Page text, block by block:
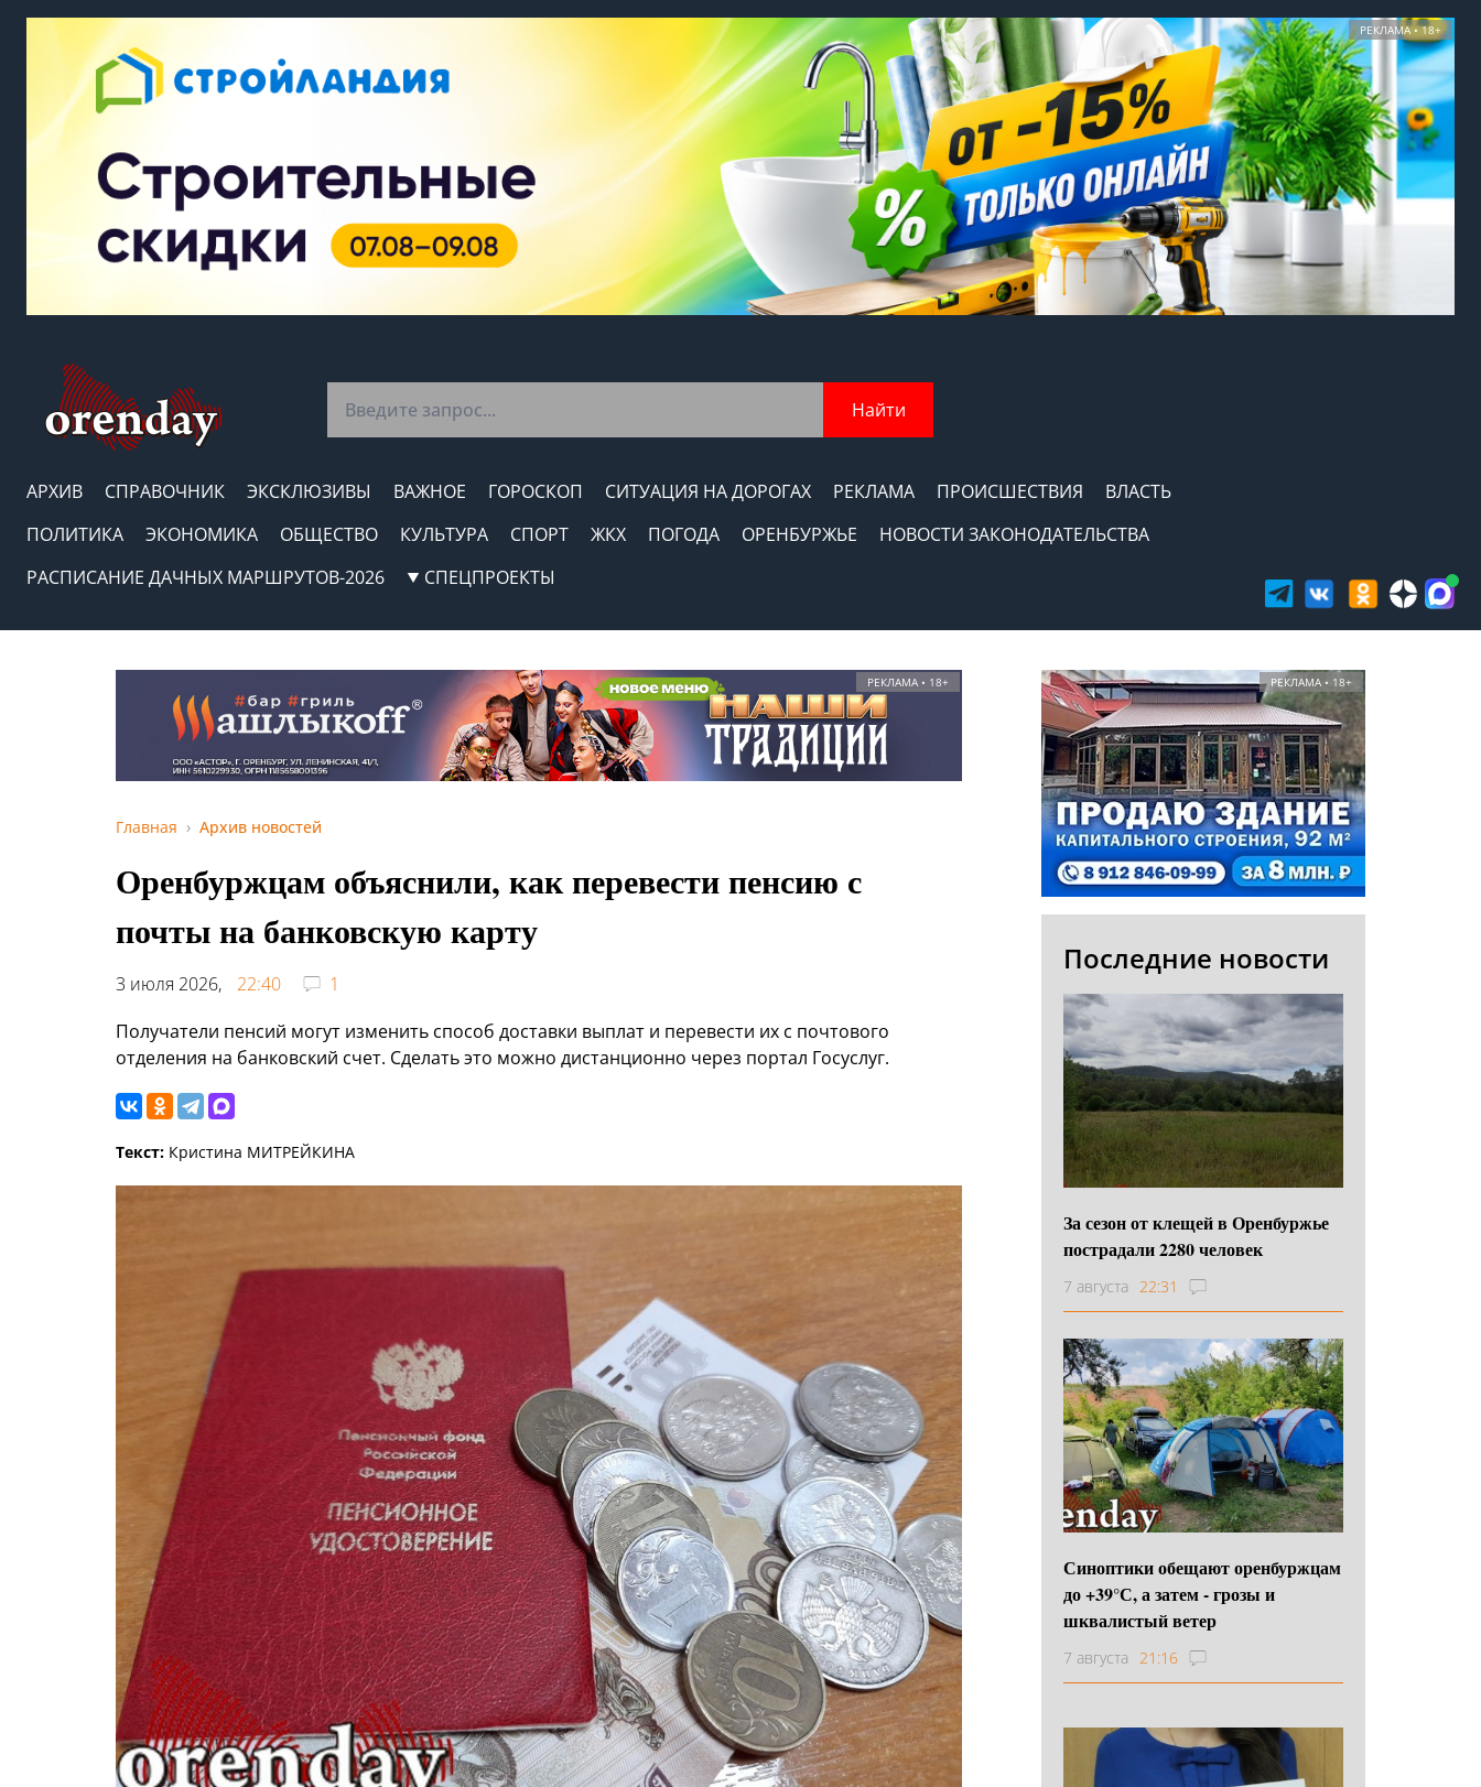
РЕКЛАМА • 18+
Найти
АРХИВ СПРАВОЧНИК ЭКСКЛЮЗИВЫ ВАЖНОЕ ГОРОСКОП СИТУАЦИЯ НА ДОРОГАХ РЕКЛАМА ПРОИСШЕСТВИЯ
ВЛАСТЬ
ПОЛИТИКА
ЭКОНОМИКА ОБЩЕСТВО КУЛЬТУРА СПОРТ ЖКХ ПОГОДА ОРЕНБУРЖЬЕ
НОВОСТИ ЗАКОНОДАТЕЛЬСТВА
РАСПИСАНИЕ ДАЧНЫХ МАРШРУТОВ-2026
СПЕЦПРОЕКТЫ
РЕКЛАМА • 18+
Главная Архив новостей
Оренбуржцам объяснили, как перевести пенсию с
почты на банковскую карту
3 июля 2026, 22:40
1
Получатели пенсий могут изменить способ доставки выплат и перевести их с почтового
отделения на банковский счет. Сделать это можно дистанционно через портал Госуслуг.
Текст: Кристина МИТРЕЙКИНА
РЕКЛАМА • 18+
Последние новости
За сезон от клещей в Оренбуржье
пострадали 2280 человек
7 августа 22:31
Синоптики обещают оренбуржцам
до +39°С, а затем - грозы и
шквалистый ветер
7 августа 21:16